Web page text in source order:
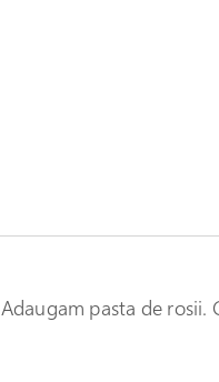
Adaugam pasta de rosii.